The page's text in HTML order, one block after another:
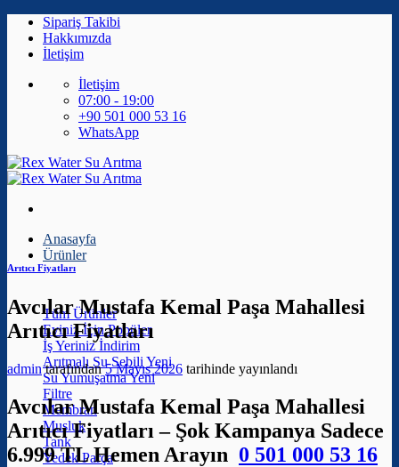
İçeriğeSipariş Takibi
Hakkımızda
İletişim
İletişim
07:00 - 19:00
+90 501 000 53 16
WhatsApp
Anasayfa
Ürünler
Tüm Ürünler
Eviniz İçin
İş Yeriniz
Arıtmalı Su Sebili
Su Yumuşatma
Filtre
Membran
Musluk
Tank
Yedek Parça
Arıtıcı Fiyatları
Avcılar Mustafa Kemal Paşa Mahallesi
Arıtıcı Fiyatları
admintarafından 5 Mayıs 2026 tarihinde yayınlandı
Avcılar Mustafa Kemal Paşa Mahallesi
Arıtıcı Fiyatları – Şok Kampanya Sadece
6.999 TL Hemen Arayın 0 501 000 53 16